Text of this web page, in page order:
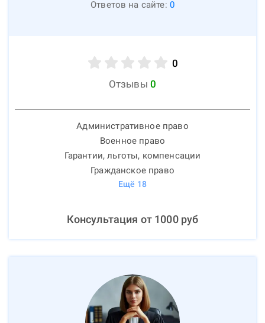
Ответов на сайте: 0
0
Отзывы 0
Административное право
Военное право
Гарантии, льготы, компенсации
Гражданское право
Ещё 18
Консультация от 1000руб